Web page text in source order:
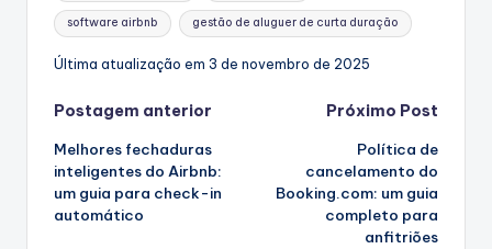
software airbnb gestão de aluguer de curta duração
Última atualização em 3 de novembro de 2025
Navegação
de
artigos
Postagem anterior
Melhores fechaduras
inteligentes do Airbnb:
um guia para check-in
automático
Próximo Post
Política de
cancelamento do
Booking.com: um guia
completo para
anfitriões